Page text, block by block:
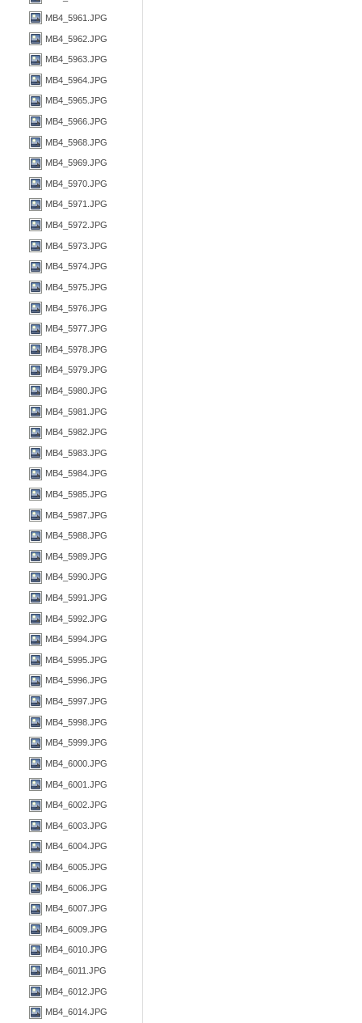
MB4_5961.JPG
MB4_5962.JPG
MB4_5963.JPG
MB4_5964.JPG
MB4_5965.JPG
MB4_5966.JPG
MB4_5968.JPG
MB4_5969.JPG
MB4_5970.JPG
MB4_5971.JPG
MB4_5972.JPG
MB4_5973.JPG
MB4_5974.JPG
MB4_5975.JPG
MB4_5976.JPG
MB4_5977.JPG
MB4_5978.JPG
MB4_5979.JPG
MB4_5980.JPG
MB4_5981.JPG
MB4_5982.JPG
MB4_5983.JPG
MB4_5984.JPG
MB4_5985.JPG
MB4_5987.JPG
MB4_5988.JPG
MB4_5989.JPG
MB4_5990.JPG
MB4_5991.JPG
MB4_5992.JPG
MB4_5994.JPG
MB4_5995.JPG
MB4_5996.JPG
MB4_5997.JPG
MB4_5998.JPG
MB4_5999.JPG
MB4_6000.JPG
MB4_6001.JPG
MB4_6002.JPG
MB4_6003.JPG
MB4_6004.JPG
MB4_6005.JPG
MB4_6006.JPG
MB4_6007.JPG
MB4_6009.JPG
MB4_6010.JPG
MB4_6011.JPG
MB4_6012.JPG
MB4_6014.JPG